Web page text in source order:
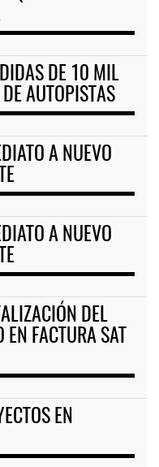
DE 10 MIL
AUTOPISTAS
A NUEVO
A NUEVO
DEL
EN FACTURA SAT
EN